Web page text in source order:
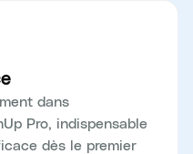
dans
Pro, indispensable
dès le premier